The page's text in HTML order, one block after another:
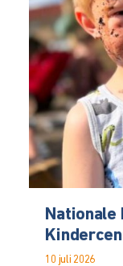
Nationale
10 juli 2026